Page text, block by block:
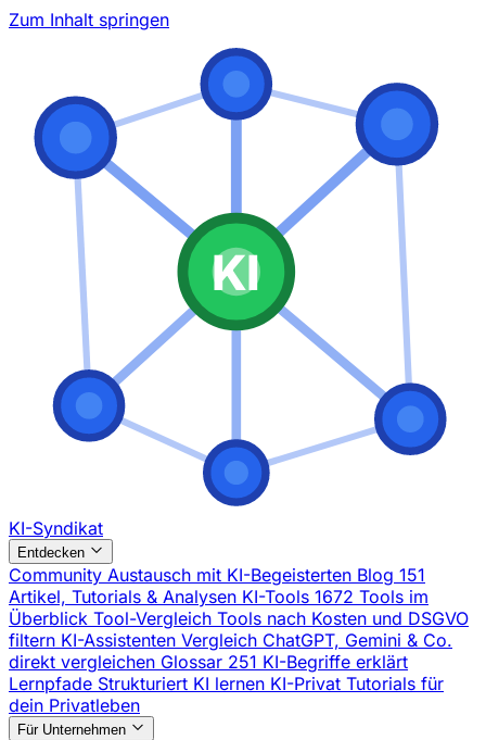
Zum Inhalt springen
KI
KI-Syndikat
Entdecken
Community Austausch mit KI-Begeisterten Blog 151
Artikel, Tutorials & Analysen KI-Tools 1672 Tools im
Überblick Tool-Vergleich Tools nach Kosten und DSGVO
filtern KI-Assistenten Vergleich ChatGPT, Gemini & Co.
direkt vergleichen Glossar 251 KI-Begriffe erklärt
Lernpfade Strukturiert KI lernen KI-Privat Tutorials für
dein Privatleben
Für Unternehmen